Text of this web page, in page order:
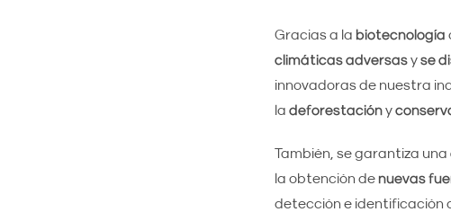
Gracias a la biotecnología
climáticas adversasyse
innovadoras de nuestra
la deforestacióny
También, se garantiza una
la obtención denuevas
detección e identificación